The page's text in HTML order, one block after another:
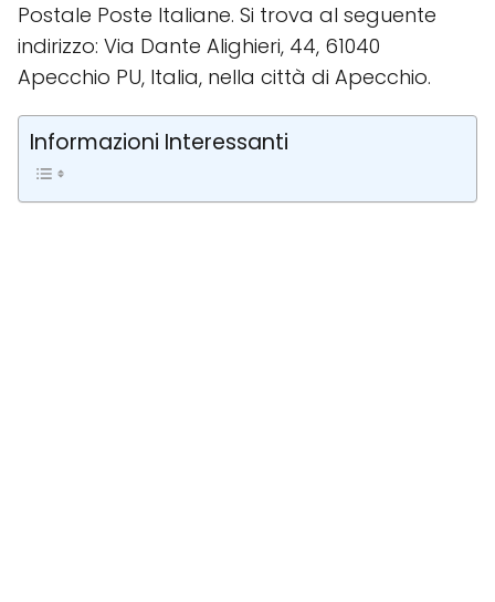
Postale Poste Italiane. Si trova al seguente
indirizzo: Via Dante Alighieri, 44, 61040
Apecchio PU, Italia, nella città di Apecchio.
Informazioni Interessanti